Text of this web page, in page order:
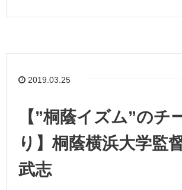
2019.03.25
【”桐蔭イズム”のチ
り】桐蔭横浜大学
武志